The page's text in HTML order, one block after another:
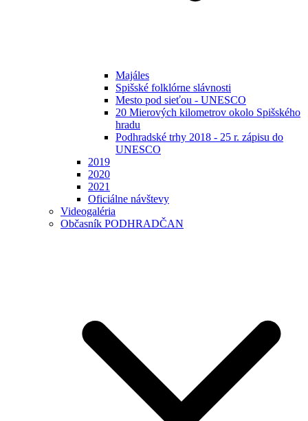
Majáles
Spišské folklórne slávnosti
Mesto pod sieťou - UNESCO
20 Mierových kilometrov okolo Spišského
hradu
Podhradské trhy 2018 - 25 r. zápisu do
UNESCO
2019
2020
2021
Oficiálne návštevy
Videogaléria
Občasník PODHRADČAN